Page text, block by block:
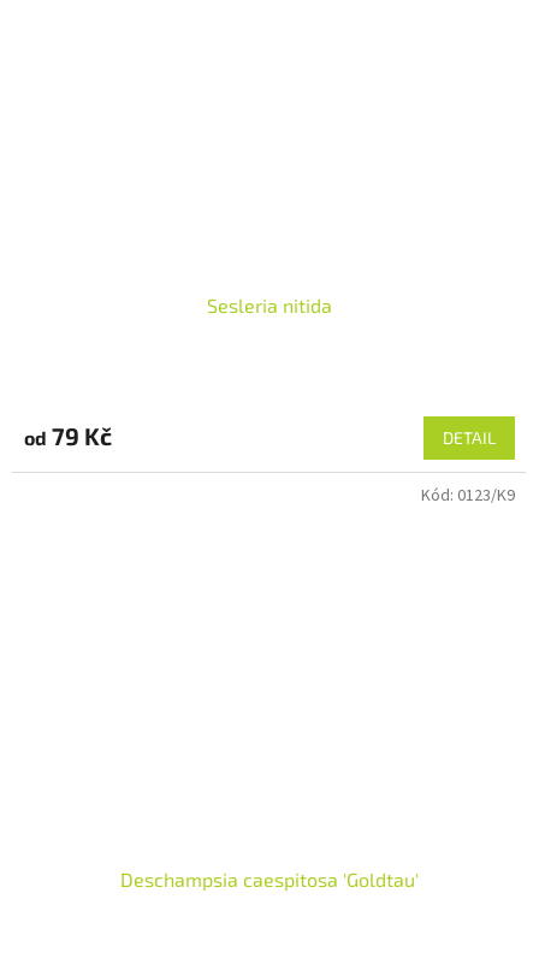
Sesleria nitida
od 79 Kč DETAIL
Deschampsia caespitosa 'Goldtau'
Kód: 0123/K9